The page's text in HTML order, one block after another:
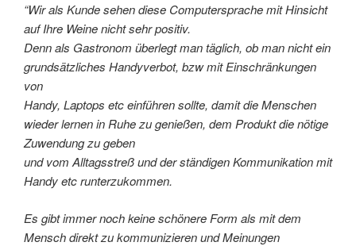
“Wir als Kunde sehen diese Computersprache mit Hinsicht
auf Ihre Weine nicht sehr positiv.
Denn als Gastronom überlegt man täglich, ob man nicht ein
grundsätzliches Handyverbot, bzw mit Einschränkungen
von
Handy, Laptops etc einführen sollte, damit die Menschen
wieder lernen in Ruhe zu genießen, dem Produkt die nötige
Zuwendung zu geben
und vom Alltagsstreß und der ständigen Kommunikation mit
Handy etc runterzukommen.
Es gibt immer noch keine schönere Form als mit dem
Mensch direkt zu kommunizieren und Meinungen